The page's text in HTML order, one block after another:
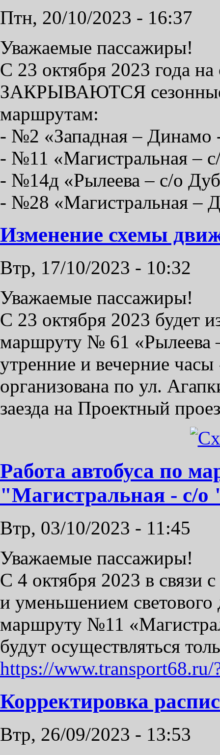
Птн, 20/10/2023 - 16:37
Уважаемые пассажиры!
С 23 октября 2023 года
ЗАКРЫВАЮТСЯ сезонные
маршрутам:
- №2 «Западная – Динамо
- №11 «Магистральная –
- №14д «Рылеева – с/о
- №28 «Магистральная –
Изменение схемы
Втр, 17/10/2023 - 10:32
Уважаемые пассажиры!
С 23 октября 2023 будет
маршруту № 61 «Рылеева
утренние и вечерние
организована по ул.
заезда на Проектный
Работа автобуса по
"Магистральная - с/о
Втр, 03/10/2023 - 11:45
Уважаемые пассажиры!
С 4 октября 2023 в связи
и уменьшением светового
маршруту №11
будут осуществляться
https://www.transport68.ru/
Корректировка
Втр, 26/09/2023 - 13:53